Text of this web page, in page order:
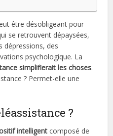
être désobligeant pour
se retrouvent dépaysées,
dépressions, des
psychologique. La
simplifierait les choses.
? Permet-elle une
?
intelligent composé de